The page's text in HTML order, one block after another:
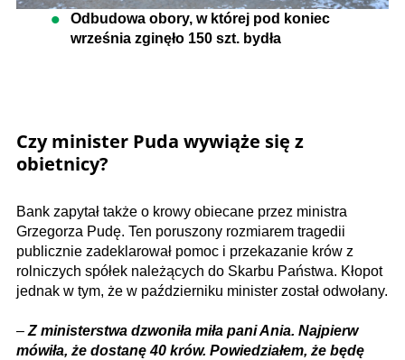
Odbudowa obory, w której pod koniec
września zginęło 150 szt. bydła
Czy minister Puda wywiąże się z
obietnicy?
Bank zapytał także o krowy obiecane przez ministra
Grzegorza Pudę. Ten poruszony rozmiarem tragedii
publicznie zadeklarował pomoc i przekazanie krów z
rolniczych spółek należących do Skarbu Państwa. Kłopot
jednak w tym, że w październiku minister został odwołany.
–Z ministerstwa dzwoniła miła pani Ania. Najpierw
mówiła, że dostanę 40 krów. Powiedziałem, że będę